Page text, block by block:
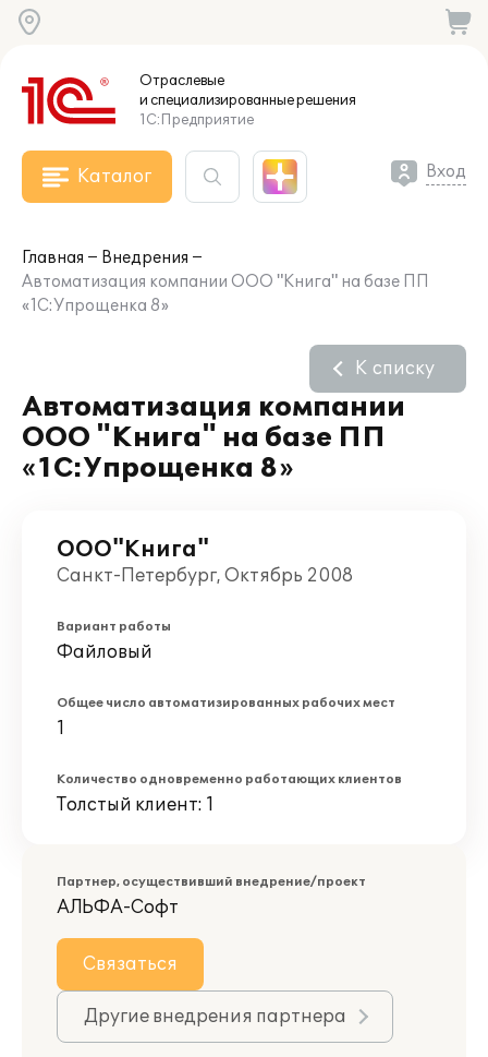
Отраслевые
и специализированныерешения
1С:Предприятие
Каталог Вход
Главная
Внедрения
Автоматизация компании ООО "Книга" на базе ПП
«1С:Упрощенка 8»
Автоматизация компании
ООО "Книга" на базе ПП
«1С:Упрощенка 8»
К списку
ООО"Книга"
Санкт-Петербург, Октябрь 2008
Вариант работы
Файловый
Общее число автоматизированных рабочих мест
1
Количество одновременно работающих клиентов
Толстый клиент: 1
Партнер, осуществивший внедрение/проект
АЛЬФА-Софт
Связаться
Другие внедрения партнера